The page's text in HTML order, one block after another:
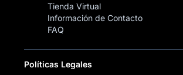
Tienda Virtual
Información de Contacto
FAQ
Políticas Legales